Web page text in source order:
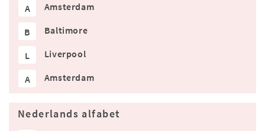
A Amsterdam
B Baltimore
L Liverpool
A Amsterdam
Nederlands alfabet